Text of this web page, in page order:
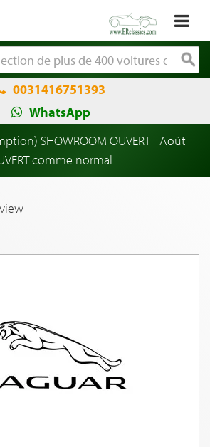
0031416751393
WhatsApp
SHOWROOM OUVERT - Août
comme normal